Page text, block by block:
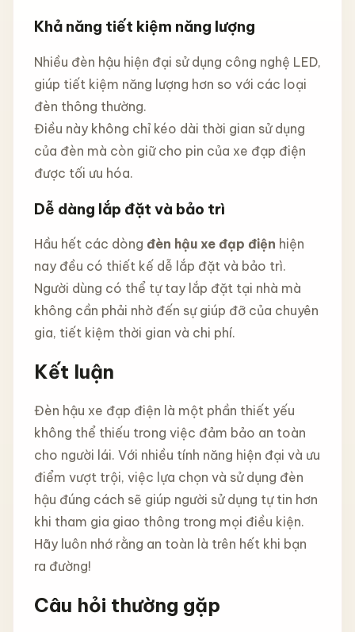
Khả năng tiết kiệm năng lượng
Nhiều đèn hậu hiện đại sử dụng công nghệ LED,
giúp tiết kiệm năng lượng hơn so với các loại
đèn thông thường.
Điều này không chỉ kéo dài thời gian sử dụng
của đèn mà còn giữ cho pin của xe đạp điện
được tối ưu hóa.
Dễ dàng lắp đặt và bảo trì
Hầu hết các dòng đèn hậu xe đạp điện hiện
nay đều có thiết kế dễ lắp đặt và bảo trì.
Người dùng có thể tự tay lắp đặt tại nhà mà
không cần phải nhờ đến sự giúp đỡ của chuyên
gia, tiết kiệm thời gian và chi phí.
Kết luận
Đèn hậu xe đạp điện là một phần thiết yếu
không thể thiếu trong việc đảm bảo an toàn
cho người lái. Với nhiều tính năng hiện đại và ưu
điểm vượt trội, việc lựa chọn và sử dụng đèn
hậu đúng cách sẽ giúp người sử dụng tự tin hơn
khi tham gia giao thông trong mọi điều kiện.
Hãy luôn nhớ rằng an toàn là trên hết khi bạn
ra đường!
Câu hỏi thường gặp